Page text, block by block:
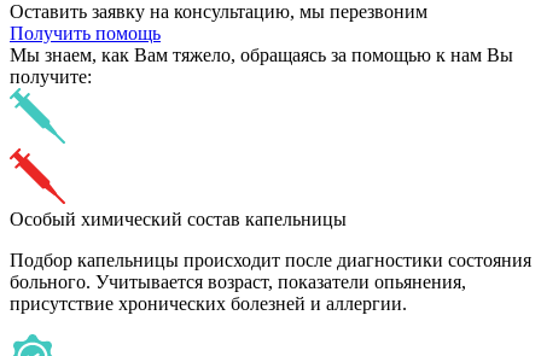
Оставить заявку на консультацию, мы перезвоним
Получить помощь
Мы знаем, как Вам тяжело, обращаясь за помощью к нам Вы
получите:
Особый химический состав капельницы
Подбор капельницы происходит после диагностики состояния
больного. Учитывается возраст, показатели опьянения,
присутствие хронических болезней и аллергии.